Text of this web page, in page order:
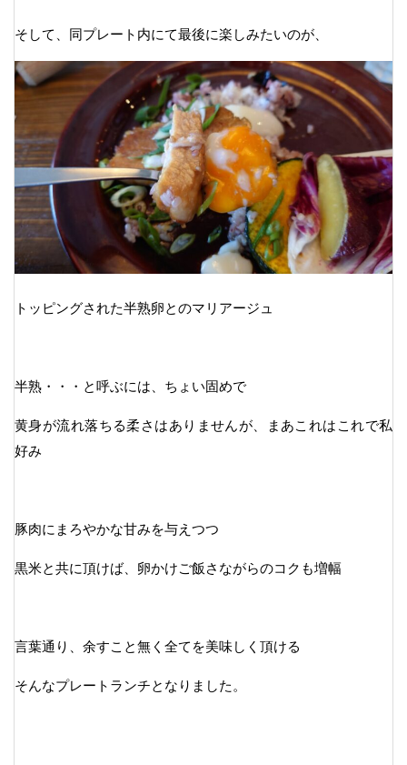
そして、同プレート内にて最後に楽しみたいのが、
トッピングされた半熟卵とのマリアージュ
半熟・・・と呼ぶには、ちょい固めで
黄身が流れ落ちる柔さはありませんが、まあこれはこれで私
好み
豚肉にまろやかな甘みを与えつつ
黒米と共に頂けば、卵かけご飯さながらのコクも増幅
言葉通り、余すこと無く全てを美味しく頂ける
そんなプレートランチとなりました。